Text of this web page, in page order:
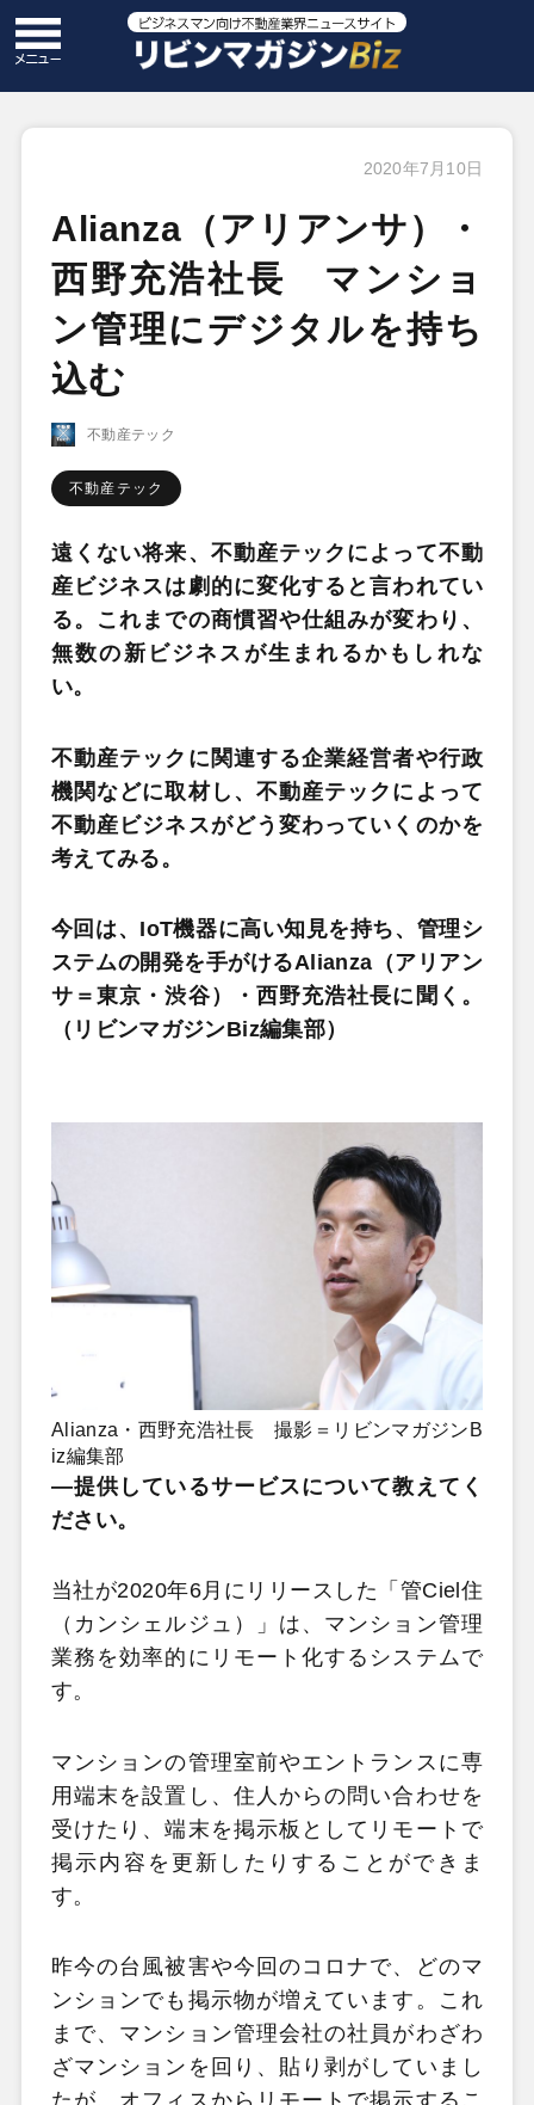
2020年7月10日
Alianza（アリアンサ）・
西野充浩社長 マンショ
ン管理にデジタルを持ち
込む
不動産テック
不動産テック
遠くない将来、不動産テックによって不動
産ビジネスは劇的に変化すると言われてい
る。これまでの商慣習や仕組みが変わり、
無数の新ビジネスが生まれるかもしれな
い。
不動産テックに関連する企業経営者や行政
機関などに取材し、不動産テックによって
不動産ビジネスがどう変わっていくのかを
考えてみる。
今回は、IoT機器に高い知見を持ち、管理シ
ステムの開発を手がけるAlianza（アリアン
サ＝東京・渋谷）・西野充浩社長に聞く。
（リビンマガジンBiz編集部）
Alianza・西野充浩社長 撮影＝リビンマガジンB
iz編集部
―提供しているサービスについて教えてく
ださい。
当社が2020年6月にリリースした「管Ciel住
（カンシェルジュ）」は、マンション管理
業務を効率的にリモート化するシステムで
す。
マンションの管理室前やエントランスに専
用端末を設置し、住人からの問い合わせを
受けたり、端末を掲示板としてリモートで
掲示内容を更新したりすることができま
す。
昨今の台風被害や今回のコロナで、どのマ
ンションでも掲示物が増えています。これ
まで、マンション管理会社の社員がわざわ
ざマンションを回り、貼り剥がしていまし